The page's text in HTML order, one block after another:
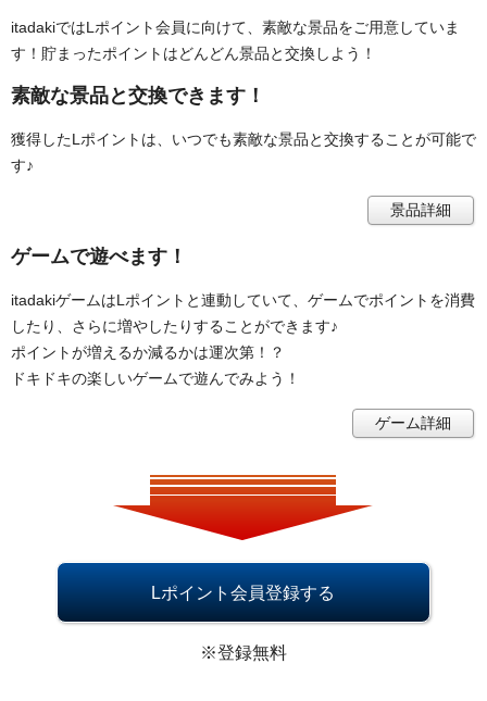
itadakiではLポイント会員に向けて、素敵な景品をご用意していま
す！貯まったポイントはどんどん景品と交換しよう！
素敵な景品と交換できます！
獲得したLポイントは、いつでも素敵な景品と交換することが可能で
す♪
景品詳細
ゲームで遊べます！
itadakiゲームはLポイントと連動していて、ゲームでポイントを消費
したり、さらに増やしたりすることができます♪
ポイントが増えるか減るかは運次第！？
ドキドキの楽しいゲームで遊んでみよう！
ゲーム詳細
Lポイント会員登録する
※登録無料